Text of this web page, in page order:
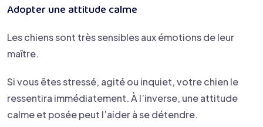
Adopter une attitude calme
Les chiens sont très sensibles aux émotions de leur
maître.
Si vous êtes stressé, agité ou inquiet, votre chien le
ressentira immédiatement. À l’inverse, une attitude
calme et posée peut l’aider à se détendre.